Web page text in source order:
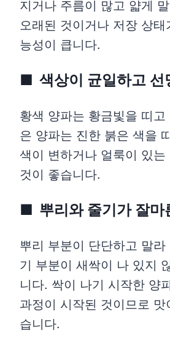
지거나 주름이 많고 얇게
오래된 것이거나 저장 상
능성이 큽니다.
색상이 균일하고 선
황색 양파는 황금빛을 띠
은 양파는 진한 붉은 색을
색이 변하거나 얼룩이 있는
것이 좋습니다.
뿌리와 줄기가 잘마
뿌리 부분이 단단하고 말
기 부분이 새싹이 나 있지
니다. 싹이 나기 시작한 양
과정이 시작된 것이므로 맛
습니다.